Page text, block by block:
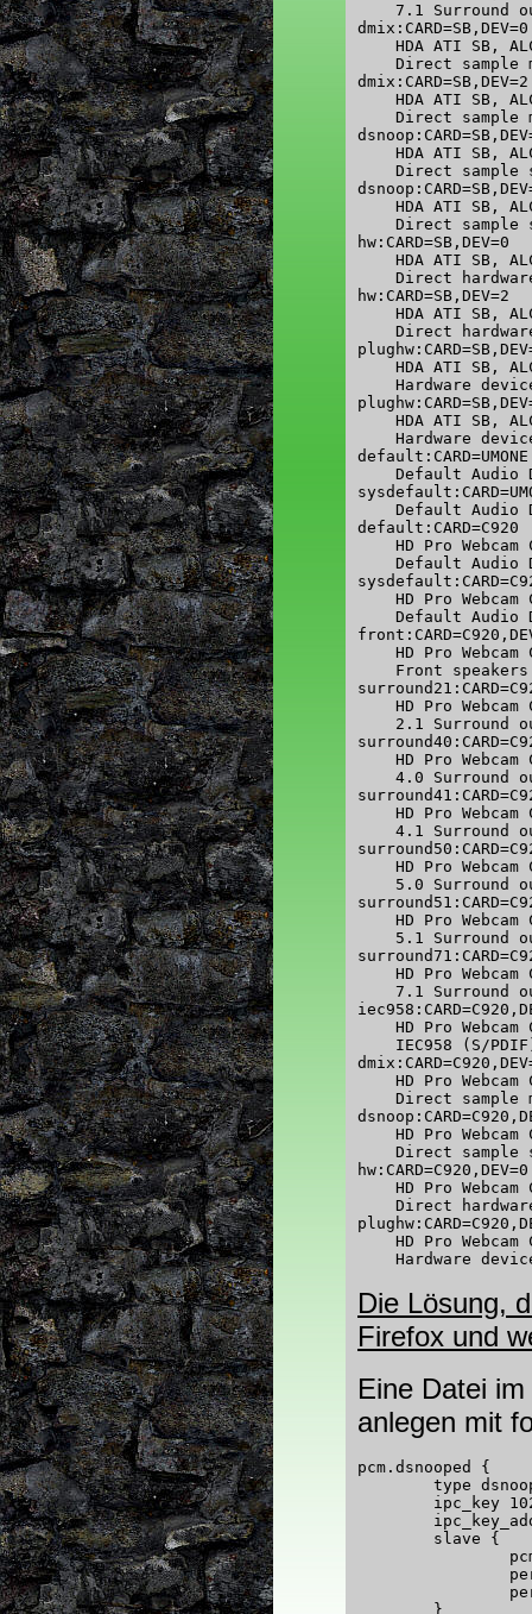
7.1 Surround
dmix:CARD=SB,DEV=0
HDA ATI SB,
Direct sample
dmix:CARD=SB,DEV=2
HDA ATI SB,
Direct sample
HDA ATI SB,
Direct sample
HDA ATI SB,
Direct sample
hw:CARD=SB,DEV=0
HDA ATI SB,
Direct
hw:CARD=SB,DEV=2
HDA ATI SB,
Direct
HDA ATI SB,
Hardware
HDA ATI SB,
Hardware
default:CARD=UMONE
Default Audio
Default Audio
default:CARD=C920
HD Pro Webcam
Default Audio
HD Pro Webcam
Default Audio
HD Pro Webcam
    Front speakers
HD Pro Webcam
2.1 Surround
HD Pro Webcam
4.0 Surround
HD Pro Webcam
4.1 Surround
HD Pro Webcam
5.0 Surround
HD Pro Webcam
5.1 Surround
HD Pro Webcam
7.1 Surround
HD Pro Webcam
IEC958 (S/
HD Pro Webcam
Direct sample
HD Pro Webcam
Direct sample
hw:CARD=C920,DEV=0
HD Pro Webcam
Direct
HD Pro Webcam
Die Lösung,
Firefox und
Eine Datei
anlegen mit
pcm.dsnooped {
type
ipc_key
        slave {
        }